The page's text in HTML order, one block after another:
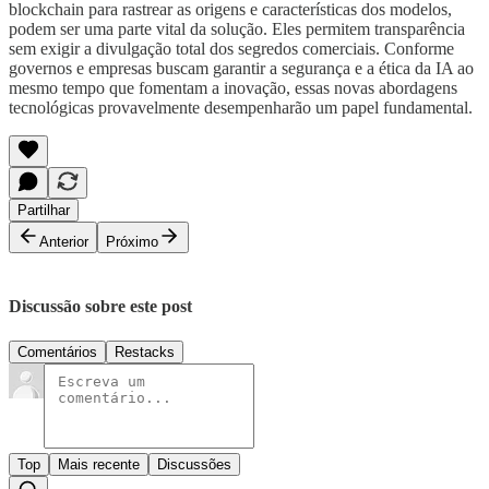
blockchain para rastrear as origens e características dos modelos,
podem ser uma parte vital da solução. Eles permitem transparência
sem exigir a divulgação total dos segredos comerciais. Conforme
governos e empresas buscam garantir a segurança e a ética da IA ao
mesmo tempo que fomentam a inovação, essas novas abordagens
tecnológicas provavelmente desempenharão um papel fundamental.
Partilhar
Anterior
Próximo
Discussão sobre este post
Comentários Restacks
Top Mais recente Discussões